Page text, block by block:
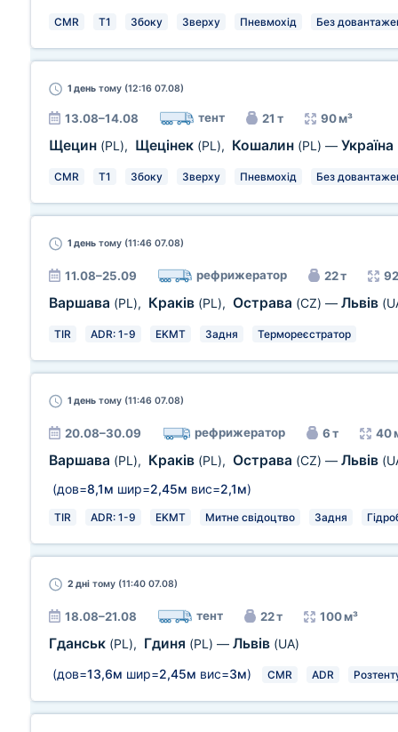
CMR T1 Збоку Зверху Пневмохід Без
1 день тому (12:16 07.08)
13.08–14.08 тент 21 т 90 м³
Щецин (PL), Щецінек (PL), Кошалин (PL) — Україна
CMR T1 Збоку Зверху Пневмохід Без
1 день тому (11:46 07.08)
11.08–25.09 рефрижератор 22 т
Варшава (PL), Краків (PL), Острава (CZ) — Львів
TIR ADR: 1-9 EKMT Задня Термореєстратор
1 день тому (11:46 07.08)
20.08–30.09 рефрижератор 6 т 40
Варшава (PL), Краків (PL), Острава (CZ) — Львів
(дов=8,1м шир=2,45м вис=2,1м)
TIR ADR: 1-9 EKMT Митне свідоцтво Задня
2 дні тому (11:40 07.08)
18.08–21.08 тент 22 т 100 м³
Гданськ (PL), Гдиня (PL) — Львів (UA)
(дов=13,6м шир=2,45м вис=3м) CMR ADR